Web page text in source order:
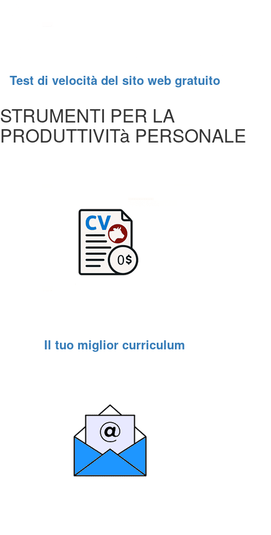
Test di velocità del sito web gratuito
STRUMENTI PER LA
PRODUTTIVITà PERSONALE
Il tuo miglior curriculum